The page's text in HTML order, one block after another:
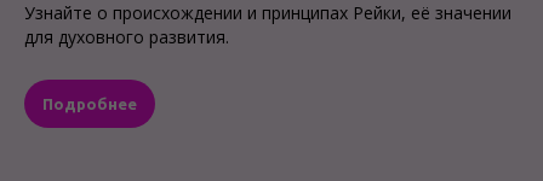
Узнайте о происхождении и принципах Рейки, её значении
для духовного развития.
Подробнее